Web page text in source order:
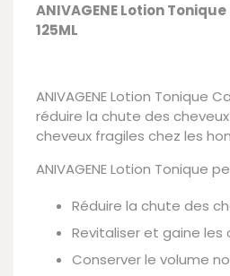
ANIVAGENE Lotion
125ML
ANIVAGENE Lotion Tonique
réduire la chute des
cheveux fragiles chez les
ANIVAGENE Lotion Tonique
Réduire la chute des
Revitaliser et gaine les
Conserver le volume